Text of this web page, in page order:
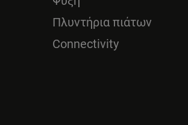
Πλυντήρια πιάτων
Connectivity